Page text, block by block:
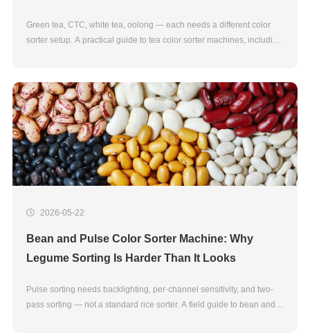
Green tea, CTC, white tea, oolong — each needs a different color
sorter setup. A practical guide to tea color sorter machines, including
2026-05-22
Bean and Pulse Color Sorter Machine: Why
Legume Sorting Is Harder Than It Looks
Pulse sorting needs backlighting, per-channel sensitivity, and two-
pass sorting — not a standard rice sorter. A field guide to bean and